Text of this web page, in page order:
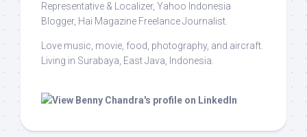
Representative & Localizer, Yahoo Indonesia
Blogger, Hai Magazine Freelance Journalist.
Love music, movie, food, photography, and aircraft.
Living in Surabaya, East Java, Indonesia.